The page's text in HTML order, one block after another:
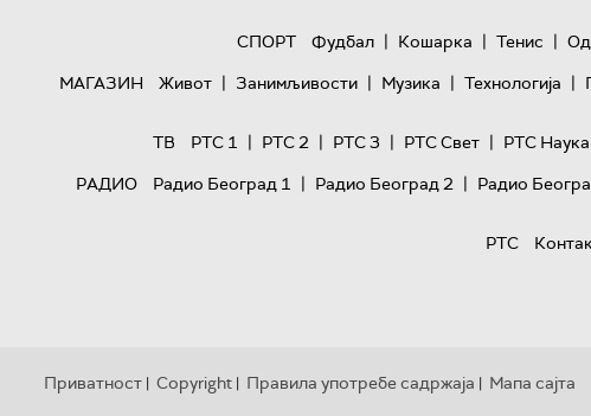
СПОРТ
Фудбал | Кошарка | Тенис |
МАГАЗИН
Живот | Занимљивости | Музика | Технологијa |
ТВ
РТС 1 | РТС 2 | РТС 3 | РТС Свет | РТС Наука
РАДИО
Радио Београд 1 | Радио Београд 2 | Радио
РТС
Приватност | Copyright | Правила употребе садржаја | Мапа сајта